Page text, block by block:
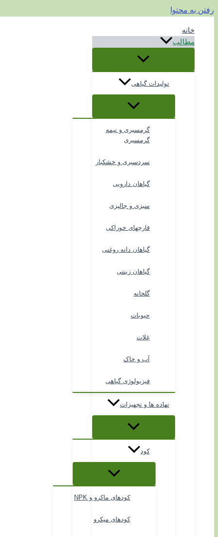
رفتن به محتوا
خانه
مطالب
تولیدات گیاهی
گرمسیری و نیمه
گرمسیری
سردسیری و خشکبار
گیاهان دارویی
سبزی و جالیزی
قارچهای خوراکی
گیاهان دانه روغنی
گیاهان زینتی
گلخانه
حبوبات
غلات
آب و خاک
فیزیولوژی گیاهی
نهاده ها و تجهیزات
کود
کودهای ماکرو و NPK
کودهای میکرو